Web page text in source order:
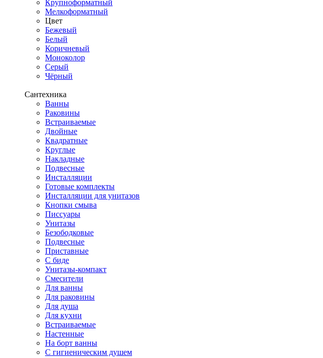
Крупноформатный
Мелкоформатный
Цвет
Бежевый
Белый
Коричневый
Моноколор
Серый
Чёрный
Сантехника
Ванны
Раковины
Встраиваемые
Двойные
Квадратные
Круглые
Накладные
Подвесные
Инсталляции
Готовые комплекты
Инсталляции для унитазов
Кнопки смыва
Писсуары
Унитазы
Безободковые
Подвесные
Приставные
С биде
Унитазы-компакт
Смесители
Для ванны
Для раковины
Для душа
Для кухни
Встраиваемые
Настенные
На борт ванны
С гигиеническим душем